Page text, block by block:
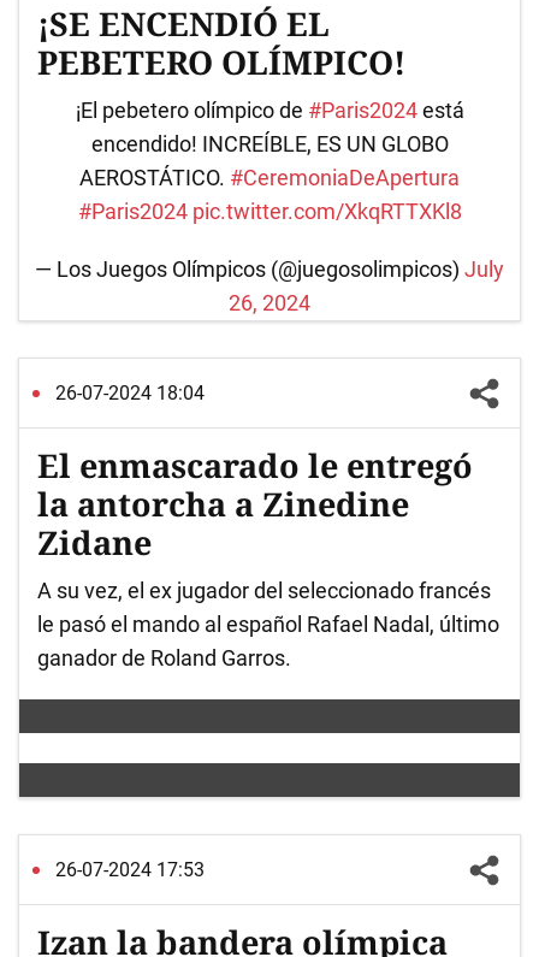
¡SE ENCENDIÓ EL
PEBETERO OLÍMPICO!
¡El pebetero olímpico de #Paris2024está
encendido! INCREÍBLE, ES UN GLOBO
AEROSTÁTICO. #CeremoniaDeApertura
#Paris2024 pic.twitter.com/XkqRTTXKl8
— Los Juegos Olímpicos (@juegosolimpicos) July
26, 2024
26-07-2024 18:04
El enmascarado le entregó
la antorcha a Zinedine
Zidane
A su vez, el ex jugador del seleccionado francés
le pasó el mando al español Rafael Nadal, último
ganador de Roland Garros.
26-07-2024 17:53
Izan la bandera olímpica